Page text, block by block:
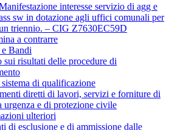
interesse servizio di agg e
sw in dotazione agli uffici comunali per
triennio. – CIG Z7630EC59D
a contrarre
Bandi
sui risultati delle procedure di
di qualificazione
diretti di lavori, servizi e forniture di
urgenza e di protezione civile
ulteriori
di esclusione e di ammissione dalle